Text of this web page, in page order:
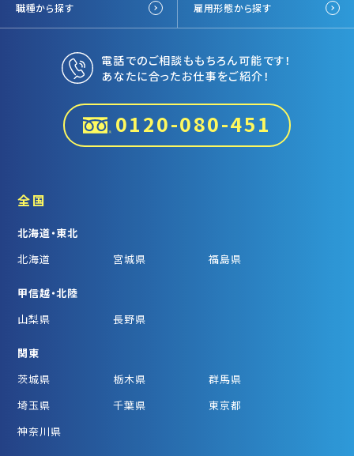
職種から探す 雇用形態から探す
電話でのご相談ももちろん可能です！
あなたに合ったお仕事をご紹介！
0120-080-451
全国
北海道・東北
北海道
宮城県 福島県
甲信越・北陸
山梨県
長野県
関東
茨城県
栃木県
群馬県
埼玉県
千葉県
東京都
神奈川県